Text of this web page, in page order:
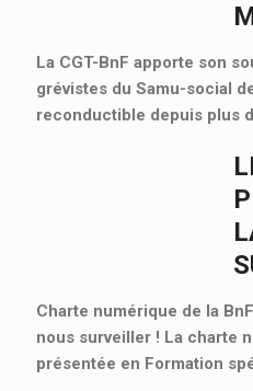
La CGT-BnF apporte son
grévistes du Samu-social
reconductible depuis plus
Charte numérique de la
nous surveiller ! La charte
présentée en Formation